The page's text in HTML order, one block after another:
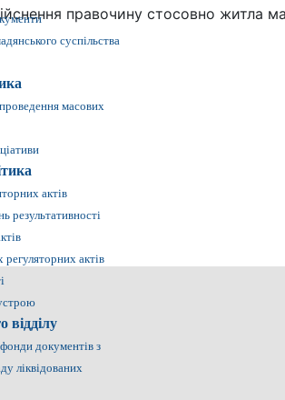
суспільства
масових
актів
результативності
актів
відділу
документів з
ліквідованих
правочину стосовно житла